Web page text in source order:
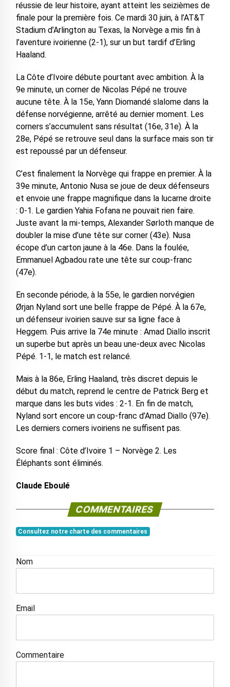
réussie de leur histoire, ayant atteint les seizièmes de
finale pour la première fois. Ce mardi 30 juin, à l’AT&T
Stadium d’Arlington au Texas, la Norvège a mis fin à
l’aventure ivoirienne (2-1), sur un but tardif d’Erling
Haaland.
‎La Côte d’Ivoire débute pourtant avec ambition. À la
9e minute, un corner de Nicolas Pépé ne trouve
aucune tête. À la 15e, Yann Diomandé slalome dans la
défense norvégienne, arrêté au dernier moment. Les
corners s’accumulent sans résultat (16e, 31e). À la
28e, Pépé se retrouve seul dans la surface mais son tir
est repoussé par un défenseur.
‎C’est finalement la Norvège qui frappe en premier. À la
39e minute, Antonio Nusa se joue de deux défenseurs
et envoie une frappe magnifique dans la lucarne droite
: 0-1. Le gardien Yahia Fofana ne pouvait rien faire.
Juste avant la mi-temps, Alexander Sørloth manque de
doubler la mise d’une tête sur corner (43e). Nusa
écope d’un carton jaune à la 46e. Dans la foulée,
Emmanuel Agbadou rate une tête sur coup-franc
(47e).
‎En seconde période, à la 55e, le gardien norvégien
Ørjan Nyland sort une belle frappe de Pépé. À la 67e,
un défenseur ivoirien sauve sur sa ligne face à
Heggem. Puis arrive la 74e minute : Amad Diallo inscrit
un superbe but après un beau une-deux avec Nicolas
Pépé. 1-1, le match est relancé.
‎Mais à la 86e, Erling Haaland, très discret depuis le
début du match, reprend le centre de Patrick Berg et
marque dans les buts vides : 2-1. En fin de match,
Nyland sort encore un coup-franc d’Amad Diallo (97e).
Les derniers corners ivoiriens ne suffisent pas.
‎Score final : Côte d’Ivoire 1 – Norvège 2. Les
Éléphants sont éliminés.
Claude Eboulé
COMMENTAIRES
Consultez notre charte des commentaires
Nom
Email
Commentaire